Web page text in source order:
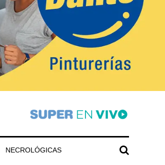
NECROLÓGICAS